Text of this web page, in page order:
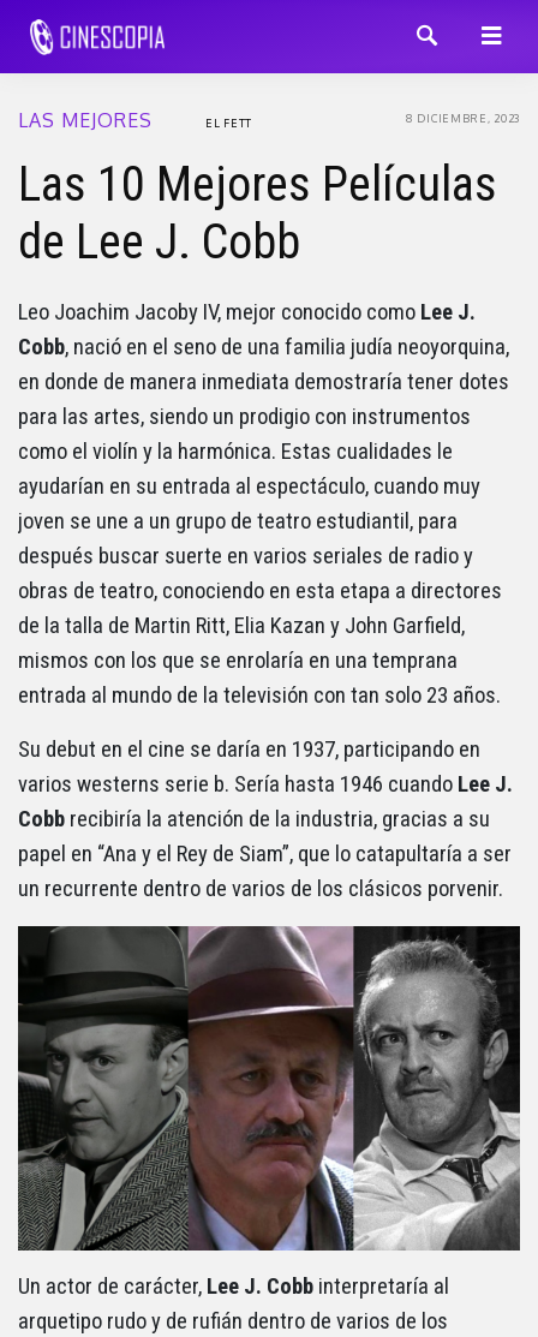
LAS MEJORES 8 DICIEMBRE, 2023
EL FETT
Las 10 Mejores Películas
de Lee J. Cobb
Leo Joachim Jacoby IV, mejor conocido como Lee J.
Cobb, nació en el seno de una familia judía neoyorquina,
en donde de manera inmediata demostraría tener dotes
para las artes, siendo un prodigio con instrumentos
como el violín y la harmónica. Estas cualidades le
ayudarían en su entrada al espectáculo, cuando muy
joven se une a un grupo de teatro estudiantil, para
después buscar suerte en varios seriales de radio y
obras de teatro, conociendo en esta etapa a directores
de la talla de Martin Ritt, Elia Kazan y John Garfield,
mismos con los que se enrolaría en una temprana
entrada al mundo de la televisión con tan solo 23 años.
Su debut en el cine se daría en 1937, participando en
varios westerns serie b. Sería hasta 1946 cuando Lee J.
Cobb recibiría la atención de la industria, gracias a su
papel en “Ana y el Rey de Siam”, que lo catapultaría a ser
un recurrente dentro de varios de los clásicos porvenir.
Un actor de carácter, Lee J. Cobb interpretaría al
arquetipo rudo y de rufián dentro de varios de los